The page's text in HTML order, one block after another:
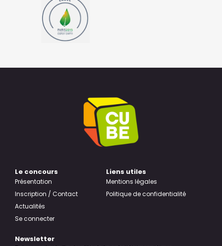
Le concours
Présentation
Inscription / Contact
Actualités
Se connecter
Liens utiles
Mentions légales
Politique de confidentialité
Newsletter